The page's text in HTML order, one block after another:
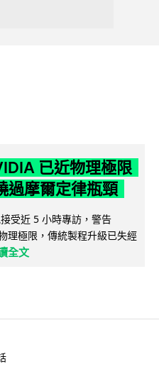
已近物理極限
過摩爾定律瓶頸
受近 5 小時專訪，警告
理極限，傳統製程升級已失經
全文